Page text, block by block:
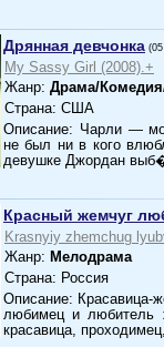
Дрянная девчонка
My Sassy Girl (2008).+
Жанр: Драма/
Страна: США
Описание: Чарли —
не был ни в кого
девушке Джордан
Красный жемчуг
Krasnyiy zhemchug
Жанр: Мелодрама
Страна: Россия
Описание: Красавица-
любимец и любитель
красавица,